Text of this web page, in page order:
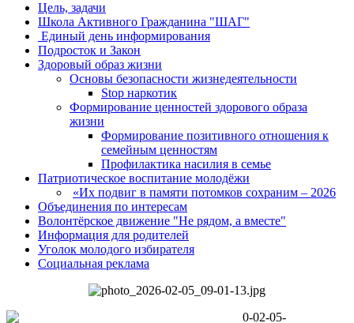
Цель, задачи
Школа Активного Гражданина "ШАГ"
Единый день информирования
Подросток и Закон
Здоровый образ жизни
Основы безопасности жизнедеятельности
Stop наркотик
Формирование ценностей здорового образа
жизни
Формирование позитивного отношения к
семейным ценностям
Профилактика насилия в семье
Патриотическое воспитание молодёжи
«Их подвиг в памяти потомков сохраним – 2026
Объединения по интересам
Волонтёрское движение "Не рядом, а вместе"
Информация для родителей
Уголок молодого избирателя
Социальная реклама